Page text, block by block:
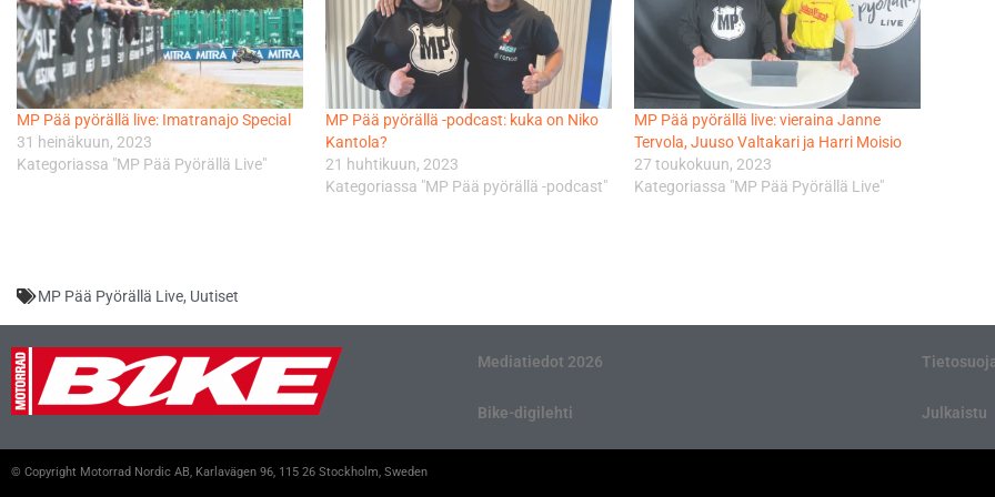
MP Pää pyörällä live: Imatranajo Special
31 heinäkuun, 2023
Kategoriassa "MP Pää Pyörällä Live"
MP Pää pyörällä -podcast: kuka on Niko
Kantola?
21 huhtikuun, 2023
Kategoriassa "MP Pää pyörällä -podcast"
MP Pää pyörällä live: vieraina Janne
Tervola, Juuso Valtakari ja Harri Moisio
27 toukokuun, 2023
Kategoriassa "MP Pää Pyörällä Live"
MP Pää Pyörällä Live, Uutiset
Mediatiedot 2026
Bike-digilehti Julkaistu
© Copyright Motorrad Nordic AB, Karlavägen 96, 115 26 Stockholm, Sweden